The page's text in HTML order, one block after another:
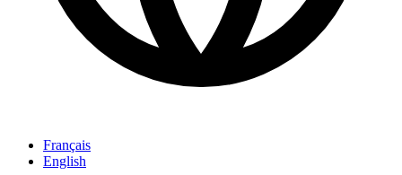
Français
English